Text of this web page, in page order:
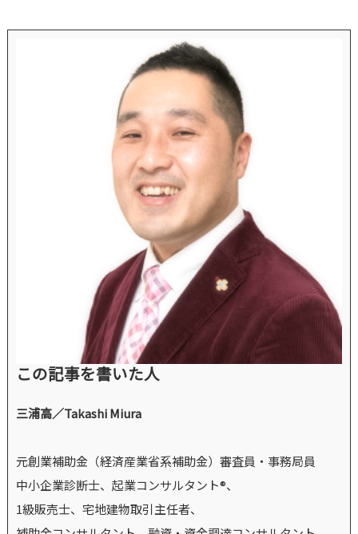
この記事を書いた人
三浦高／Takashi Miura
元創業補助金（経済産業省系補助金）審査員・事務局員
中小企業診断士、起業コンサルタント®、
1級販売士、宅地建物取引主任者、